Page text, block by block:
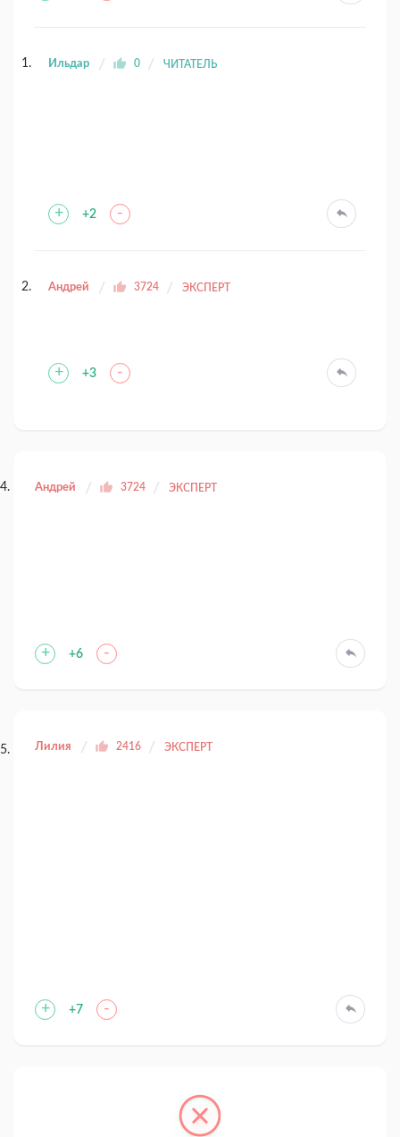
Ильдар 0 ЧИТАТЕЛЬ
+ +2 -
Андрей 3724 ЭКСПЕРТ
+ +3 -
Андрей 3724 ЭКСПЕРТ
+ +6 -
Лилия 2416 ЭКСПЕРТ
+ +7 -